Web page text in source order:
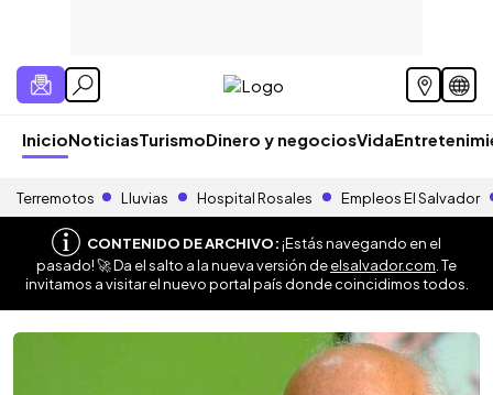
InicioNoticiasTurismoDinero y negociosVida
Terremotos Lluvias Hospital Rosales Empleos El Salvador
CONTENIDO DE ARCHIVO:¡Estás navegando en el
pasado! 🚀 Da el salto a la nueva versión deelsalvador.com . Te
invitamos a visitar el nuevo portal país donde coincidimos todos.